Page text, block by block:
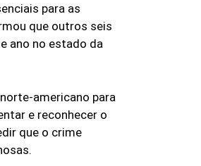
para as
que outros seis
ano no estado da
americano para
e reconhecer o
que o crime